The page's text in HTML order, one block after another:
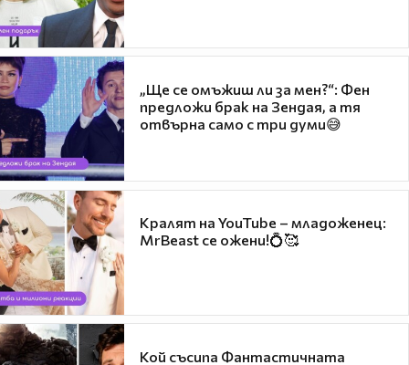
„Ще се омъжиш ли за мен?“: Фен
предложи брак на Зендая, а тя
отвърна само с три думи😅
Кралят на YouTube – младоженец:
MrBeast се ожени!💍🥰
Кой съсипа Фантастичната